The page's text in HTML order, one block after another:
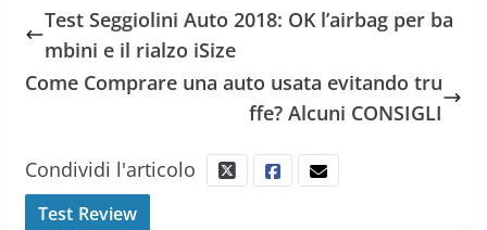
Test Seggiolini Auto 2018: OK l’airbag per ba
mbini e il rialzo iSize
Come Comprare una auto usata evitando tru
ffe? Alcuni CONSIGLI
Condividi l'articolo
Test Review